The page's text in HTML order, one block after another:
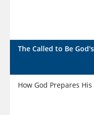
The Called to Be
How God Prepares